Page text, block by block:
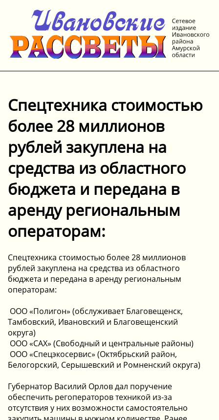
Спецтехника стоимостью
более 28 миллионов
рублей закуплена на
средства из областного
бюджета и передана в
аренду региональным
операторам:
Спецтехника стоимостью более 28 миллионов
рублей закуплена на средства из областного
бюджета и передана в аренду региональным
операторам:
️ ООО «Полигон» (обслуживает Благовещенск,
Тамбовский, Ивановский и Благовещенский
округа)
️ ООО «САХ» (Свободный и центральные районы)
️ ООО «Спецэкосервис» (Октябрьский район,
Белогорский, Серышевский и Ромненский округа)
Губернатор Василий Орлов дал поручение
обеспечить регоператоров техникой из-за
отсутствия у них возможности самостоятельно